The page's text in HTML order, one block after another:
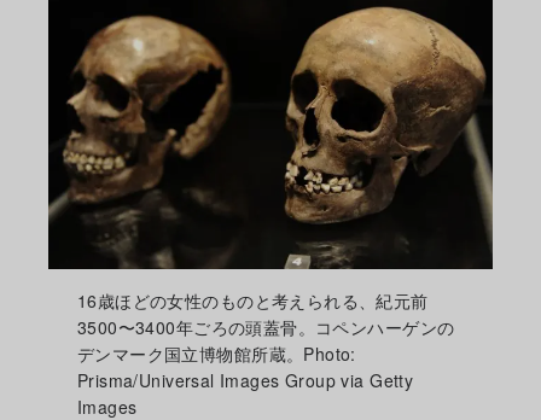
16歳ほどの女性のものと考えられる、紀元前
3500〜3400年ごろの頭蓋骨。コペンハーゲンの
デンマーク国立博物館所蔵。Photo:
Prisma/Universal Images Group via Getty
Images